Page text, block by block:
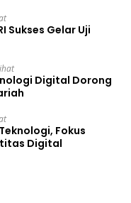
Sukses Gelar Uji
Digital Dorong
Fokus
Digital